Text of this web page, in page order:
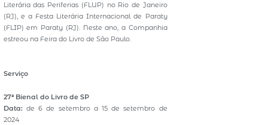
Literária das Periferias (FLUP) no Rio de Janeiro
(RJ), e a Festa Literária Internacional de Paraty
(FLIP) em Paraty (RJ). Neste ano, a Companhia
estreou na Feira do Livro de São Paulo.
Serviço
27ª Bienal do Livro de SP
Data: de 6 de setembro a 15 de setembro de
2024